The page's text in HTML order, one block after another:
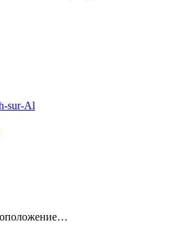
sur-Al